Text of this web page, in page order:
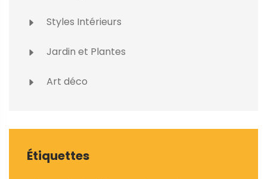
Styles Intérieurs
Jardin et Plantes
Art déco
Étiquettes